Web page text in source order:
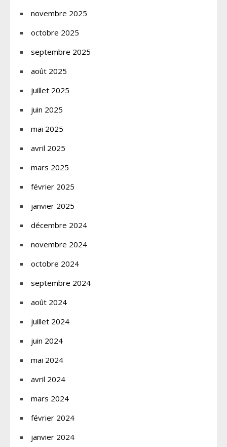
novembre 2025
octobre 2025
septembre 2025
août 2025
juillet 2025
juin 2025
mai 2025
avril 2025
mars 2025
février 2025
janvier 2025
décembre 2024
novembre 2024
octobre 2024
septembre 2024
août 2024
juillet 2024
juin 2024
mai 2024
avril 2024
mars 2024
février 2024
janvier 2024